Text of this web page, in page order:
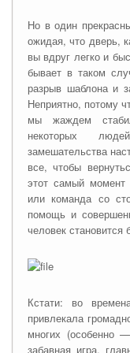
Но в один
ожидая, что дверь,
вы вдруг легко и
бывает в таком
разрыв шаблона и
Неприятно, потому
мы жаждем
некоторых
замешательства
все, чтобы
этот самый момент
или команда со
помощь и
человек
Кстати: во
привлекала
многих (особенно
забавная игра,